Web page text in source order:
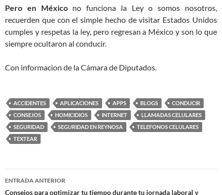
Pero en Méxicono funciona la Ley o somos nosotros,
recuerden que con el simple hecho de visitar Estados Unidos
cumples y respetas la ley, pero regresan a México y son lo que
siempre ocultaron al conducir.
Con informacion de la Cámara de Diputados.
ACCIDENTES APLICACIONES APPS BLOGS
CONDUCIR
CONSEJOS
HOMICIDIOS INTERNET
LLAMADAS CELULARES
SEGURIDAD
SEGURIDAD EN REYNOSA
TELEFONOS CELULARES
TEXTEAR
Navegación
ENTRADA ANTERIOR
Consejos para optimizar tu tiempo durante tu jornada laboral y